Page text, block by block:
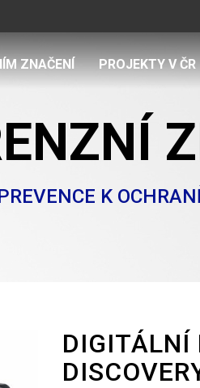
ZNAČENÍ PROJEKTY V ČR
K
DIGITÁLNÍ